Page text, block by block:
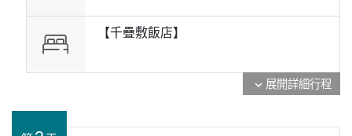
【千疊敷飯店】
expand_more 展開詳細行程